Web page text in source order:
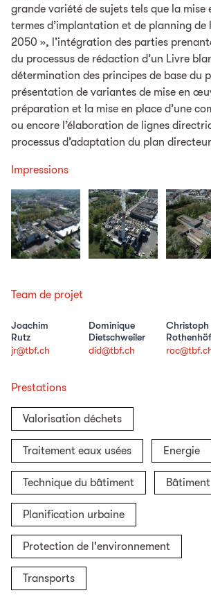
grande variété de sujets tels que la mise
termes d’implantation et de planning de
2050 », l’intégration des parties
du processus de rédaction d’un Livre
détermination des principes de base du
présentation de variantes de mise en
préparation et la mise en place d’une
ou encore l’élaboration de lignes
processus d’adaptation du plan
Impressions
Team de projet
Joachim
Rutz
jr@tbf.ch
Dominique
Dietschweiler
did@tbf.ch
Christoph
Prestations
Valorisation déchets
Traitement eaux usées Energie
Technique du bâtiment Bâtiment
Planification urbaine
Protection de l'environnement
Transports